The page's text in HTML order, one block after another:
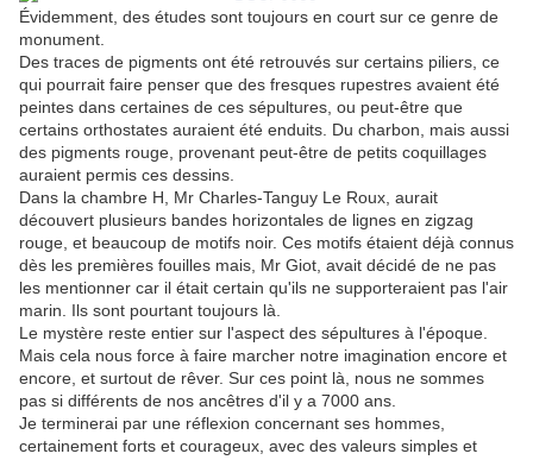
Évidemment, des études sont toujours en court sur ce genre de
monument.
Des traces de pigments ont été retrouvés sur certains piliers, ce
qui pourrait faire penser que des fresques rupestres avaient été
peintes dans certaines de ces sépultures, ou peut-être que
certains orthostates auraient été enduits. Du charbon, mais aussi
des pigments rouge, provenant peut-être de petits coquillages
auraient permis ces dessins.
Dans la chambre H, Mr Charles-Tanguy Le Roux, aurait
découvert plusieurs bandes horizontales de lignes en zigzag
rouge, et beaucoup de motifs noir. Ces motifs étaient déjà connus
dès les premières fouilles mais, Mr Giot, avait décidé de ne pas
les mentionner car il était certain qu'ils ne supporteraient pas l'air
marin. Ils sont pourtant toujours là.
Le mystère reste entier sur l'aspect des sépultures à l'époque.
Mais cela nous force à faire marcher notre imagination encore et
encore, et surtout de rêver. Sur ces point là, nous ne sommes
pas si différents de nos ancêtres d'il y a 7000 ans.
Je terminerai par une réflexion concernant ses hommes,
certainement forts et courageux, avec des valeurs simples et